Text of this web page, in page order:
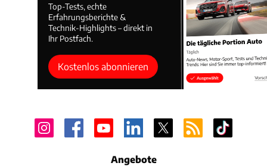
Top-Tests, echte
Erfahrungsberichte &
Technik-Highlights – direkt in
Ihr Postfach.
Kostenlos abonnieren
Angebote